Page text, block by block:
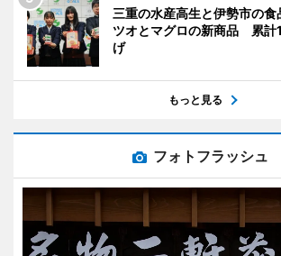
三重の水産高生と伊勢市の食
ツオとマグロの新商品 累計
げ
もっと見る
フォトフラッシュ